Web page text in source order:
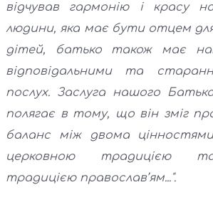
відчував гармонію і красу
людини, яка має бути отцем
дітей, батько також має
відповідальними та
послух. Заслуга нашого
полягає в тому, що він зміг
баланс між двома
церковною традицією
традицією православ’ям...".